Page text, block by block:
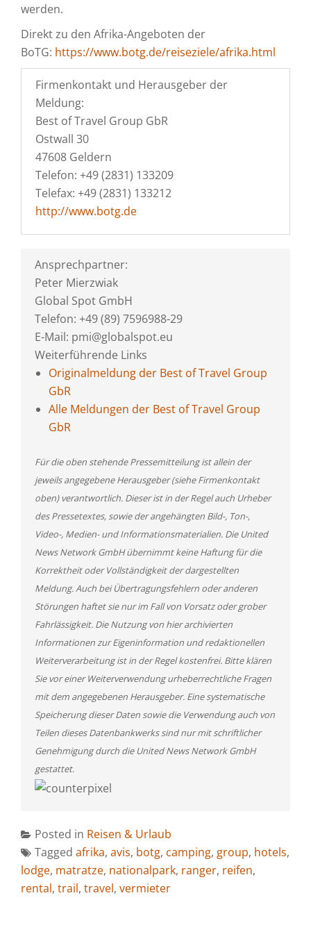
werden.
Direkt zu den Afrika-Angeboten der
BoTG: https://www.botg.de/reiseziele/afrika.html
Firmenkontakt und Herausgeber der
Meldung:
Best of Travel Group GbR
Ostwall 30
47608 Geldern
Telefon: +49 (2831) 133209
Telefax: +49 (2831) 133212
http://www.botg.de
Ansprechpartner:
Peter Mierzwiak
Global Spot GmbH
Telefon: +49 (89) 7596988-29
E-Mail: pmi@globalspot.eu
Weiterführende Links
Originalmeldung der Best of Travel Group
GbR
Alle Meldungen der Best of Travel Group
GbR
Für die oben stehende Pressemitteilung ist allein der
jeweils angegebene Herausgeber (siehe Firmenkontakt
oben) verantwortlich. Dieser ist in der Regel auch Urheber
des Pressetextes, sowie der angehängten Bild-, Ton-,
Video-, Medien- und Informationsmaterialien. Die United
News Network GmbH übernimmt keine Haftung für die
Korrektheit oder Vollständigkeit der dargestellten
Meldung. Auch bei Übertragungsfehlern oder anderen
Störungen haftet sie nur im Fall von Vorsatz oder grober
Fahrlässigkeit. Die Nutzung von hier archivierten
Informationen zur Eigeninformation und redaktionellen
Weiterverarbeitung ist in der Regel kostenfrei. Bitte klären
Sie vor einer Weiterverwendung urheberrechtliche Fragen
mit dem angegebenen Herausgeber. Eine systematische
Speicherung dieser Daten sowie die Verwendung auch von
Teilen dieses Datenbankwerks sind nur mit schriftlicher
Genehmigung durch die United News Network GmbH
gestattet.
Posted in Reisen & Urlaub
Tagged afrika, avis, botg, camping, group, hotels,
lodge, matratze, nationalpark, ranger, reifen,
rental, trail, travel, vermieter